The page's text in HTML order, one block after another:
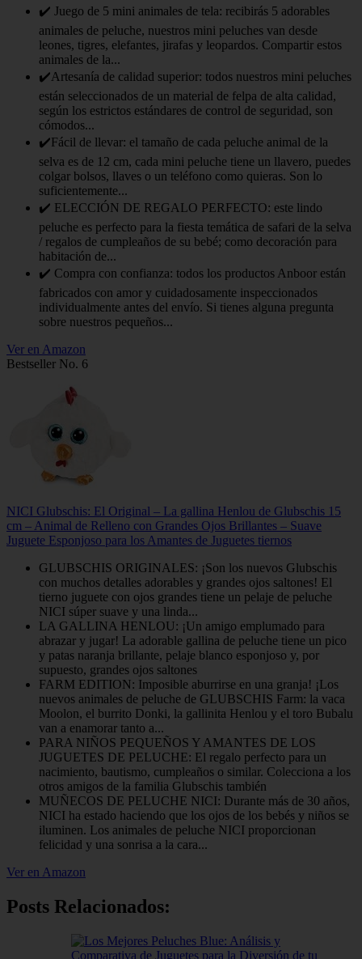
✔️ Juego de 5 mini animales de tela: recibirás 5 adorables
animales de peluche, nuestros mini peluches van desde
leones, tigres, elefantes, jirafas y leopardos. Compartir estos
animales de la...
✔️Artesanía de calidad superior: todos nuestros mini peluches
están seleccionados de un material de felpa de alta calidad,
según los estrictos estándares de control de seguridad, son
cómodos...
✔️Fácil de llevar: el tamaño de cada peluche animal de la
selva es de 12 cm, cada mini peluche tiene un llavero, puedes
colgar bolsos, llaves o un teléfono como quieras. Son lo
suficientemente...
✔️ ELECCIÓN DE REGALO PERFECTO: este lindo
peluche es perfecto para la fiesta temática de safari de la selva
/ regalos de cumpleaños de su bebé; como decoración para
habitación de...
✔️ Compra con confianza: todos los productos Anboor están
fabricados con amor y cuidadosamente inspeccionados
individualmente antes del envío. Si tienes alguna pregunta
sobre nuestros pequeños...
Ver en Amazon
Bestseller No. 6
NICI Glubschis: El Original – La gallina Henlou de Glubschis 15
cm – Animal de Relleno con Grandes Ojos Brillantes – Suave
Juguete Esponjoso para los Amantes de Juguetes tiernos
GLUBSCHIS ORIGINALES: ¡Son los nuevos Glubschis
con muchos detalles adorables y grandes ojos saltones! El
tierno juguete con ojos grandes tiene un pelaje de peluche
NICI súper suave y una linda...
LA GALLINA HENLOU: ¡Un amigo emplumado para
abrazar y jugar! La adorable gallina de peluche tiene un pico
y patas naranja brillante, pelaje blanco esponjoso y, por
supuesto, grandes ojos saltones
FARM EDITION: Imposible aburrirse en una granja! ¡Los
nuevos animales de peluche de GLUBSCHIS Farm: la vaca
Moolon, el burrito Donki, la gallinita Henlou y el toro Bubalu
van a enamorar tanto a...
PARA NIÑOS PEQUEÑOS Y AMANTES DE LOS
JUGUETES DE PELUCHE: El regalo perfecto para un
nacimiento, bautismo, cumpleaños o similar. Colecciona a los
otros amigos de la familia Glubschis también
MUÑECOS DE PELUCHE NICI: Durante más de 30 años,
NICI ha estado haciendo que los ojos de los bebés y niños se
iluminen. Los animales de peluche NICI proporcionan
felicidad y una sonrisa a la cara...
Ver en Amazon
Posts Relacionados: